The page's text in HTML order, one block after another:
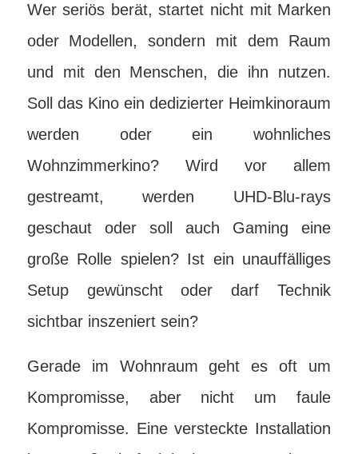
Wer seriös berät, startet nicht mit Marken
oder Modellen, sondern mit dem Raum
und mit den Menschen, die ihn nutzen.
Soll das Kino ein dedizierter Heimkinoraum
werden oder ein wohnliches
Wohnzimmerkino? Wird vor allem
gestreamt, werden UHD-Blu-rays
geschaut oder soll auch Gaming eine
große Rolle spielen? Ist ein unauffälliges
Setup gewünscht oder darf Technik
sichtbar inszeniert sein?
Gerade im Wohnraum geht es oft um
Kompromisse, aber nicht um faule
Kompromisse. Eine versteckte Installation